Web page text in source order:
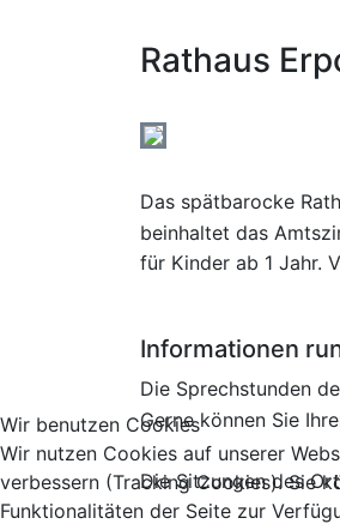
Rathaus
Das spätbarocke
beinhaltet das
für Kinder ab 1 Jahr.
Informationen
Die Sprechstunden
Gerne können Sie
Die Sitzungen des
Wir benutzen Cookies
Wir nutzen Cookies auf unserer
verbessern (Tracking Cookies). Sie
Funktionalitäten der Seite zur